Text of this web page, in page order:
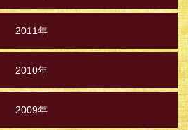
2011年
2010年
2009年